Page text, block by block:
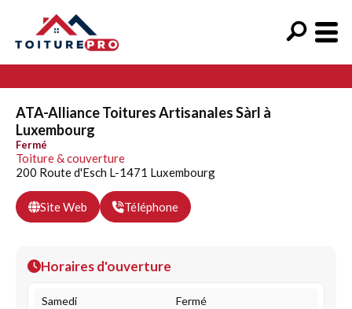
ATA-Alliance Toitures Artisanales Sàrl à
Luxembourg
Fermé
Toiture & couverture
200 Route d'Esch L-1471 Luxembourg
Site Web Téléphone
Horaires d'ouverture
Samedi
Fermé